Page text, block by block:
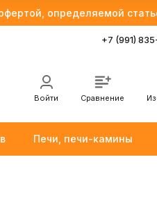
определяемой
+7 (991)
Войти Сравнение
Печи, печи-камины